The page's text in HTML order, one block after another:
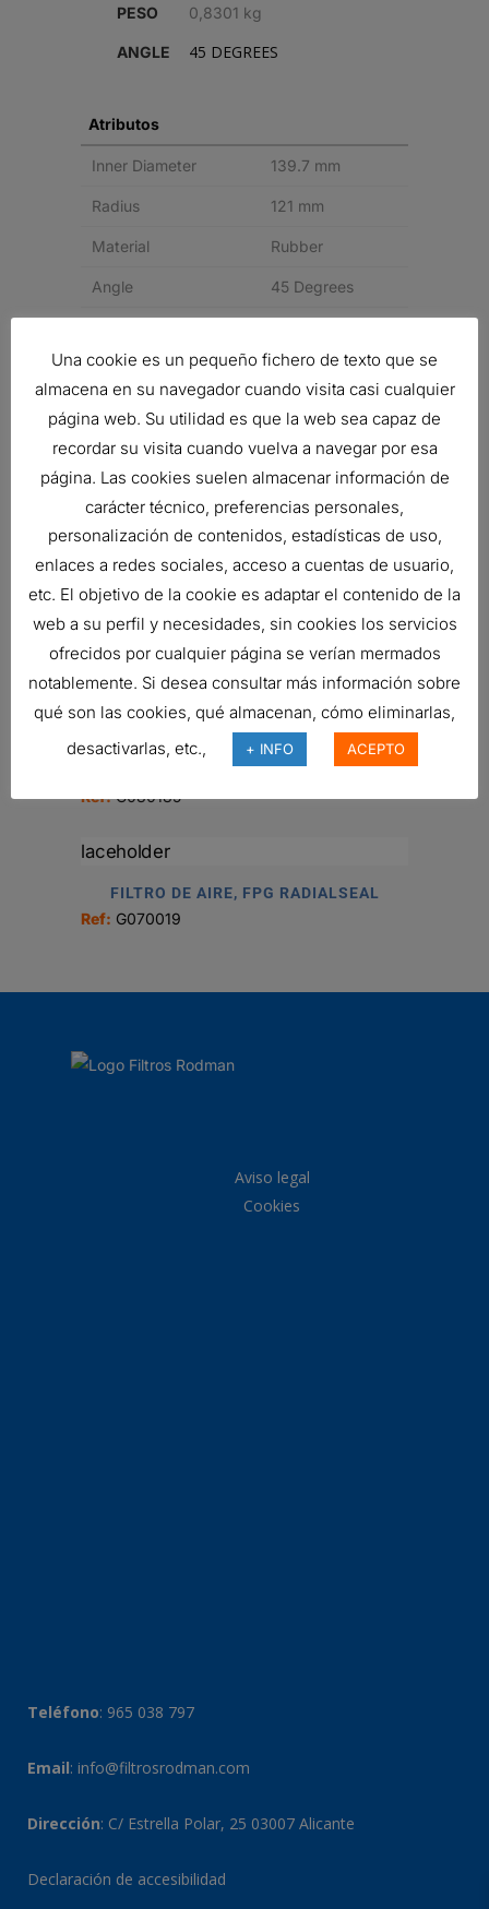
PESO 0,8301 kg
ANGLE 45 DEGREES
Atributos
Inner Diameter 139.7 mm
Radius 121 mm
Material Rubber
Angle 45 Degrees
Related products
ENSAMBLE PURIFICADOR DE AIRE
FILTRO DE AIRE, DESECHABLE
170,19€
P537447
ENSAMBLE PURIFICADOR DE AIRE
Ref:G080185
FILTRO DE AIRE, FPG RADIALSEAL
Ref: G070019
Aviso legal
Cookies
Teléfono: 965 038 797
Email: info@filtrosrodman.com
Dirección: C/ Estrella Polar, 25 03007 Alicante
Declaración de accesibilidad
Una cookie es un pequeño fichero de texto que se
almacena en su navegador cuando visita casi cualquier
página web. Su utilidad es que la web sea capaz de
recordar su visita cuando vuelva a navegar por esa
página. Las cookies suelen almacenar información de
carácter técnico, preferencias personales,
personalización de contenidos, estadísticas de uso,
enlaces a redes sociales, acceso a cuentas de usuario,
etc. El objetivo de la cookie es adaptar el contenido de la
web a su perfil y necesidades, sin cookies los servicios
ofrecidos por cualquier página se verían mermados
notablemente. Si desea consultar más información sobre
qué son las cookies, qué almacenan, cómo eliminarlas,
desactivarlas, etc.,
+ INFO ACEPTO